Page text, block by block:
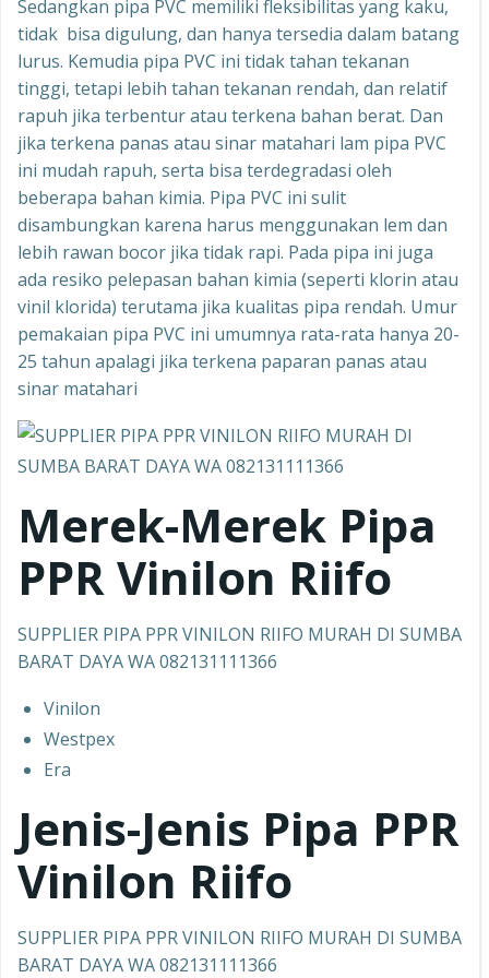
Sedangkan pipa PVC memiliki fleksibilitas yang kaku,
tidak bisa digulung, dan hanya tersedia dalam batang
lurus. Kemudia pipa PVC ini tidak tahan tekanan
tinggi, tetapi lebih tahan tekanan rendah, dan relatif
rapuh jika terbentur atau terkena bahan berat. Dan
jika terkena panas atau sinar matahari lam pipa PVC
ini mudah rapuh, serta bisa terdegradasi oleh
beberapa bahan kimia. Pipa PVC ini sulit
disambungkan karena harus menggunakan lem dan
lebih rawan bocor jika tidak rapi. Pada pipa ini juga
ada resiko pelepasan bahan kimia (seperti klorin atau
vinil klorida) terutama jika kualitas pipa rendah. Umur
pemakaian pipa PVC ini umumnya rata-rata hanya 20-
25 tahun apalagi jika terkena paparan panas atau
sinar matahari
Merek-Merek Pipa
PPRVinilon Riifo
SUPPLIER PIPA PPR VINILON RIIFO MURAH DI SUMBA
BARAT DAYA WA 082131111366
Vinilon
Westpex
Era
Jenis-Jenis Pipa PPR
Vinilon Riifo
SUPPLIER PIPA PPR VINILON RIIFO MURAH DI SUMBA
BARAT DAYA WA 082131111366